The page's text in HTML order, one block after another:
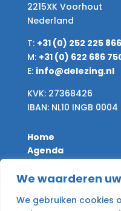
We waarderen
We gebruiken cookies
2215XK Voorhout
Nederland
T: +31 (0) 252 225 866
M: +31 (0) 622 686
E: info@delezing.nl
KVK: 27368426
IBAN: NL10 INGB
Home
Agenda
Desire & Give
Contact